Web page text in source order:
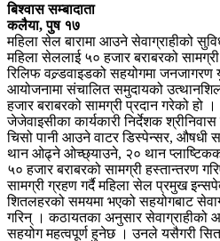
बिश्वास सम्बादाता
कलैया, पुष १७
महिला सेल बारामा आउने सेवाग्राहीको
महिला सेललाई ५० हजार बराबरको
रिलिफ वल्र्डवाइडको सहयोगमा जनजागरण
आयोजनामा संचालित समुदायको
हजार बराबरको सामग्री प्रदान गरेको हो ।
जेजेवाइसीका कार्यकारी निर्देशक
चिसो पानी आउने वाटर डिस्पेन्सर, औषधी
थान ओढ्ने ओच्छ्याउने, २० थान
५० हजार बराबरको सामग्री हस्तान्तरण
सामग्री ग्रहण गर्दै महिला सेल प्रमुख
शितलहरको समयमा भएको सहयोगबाट
गरिन् । कठायतका अनुसार सेवाग्राहीको
सहयोग महत्वपूर्ण हुनेछ । उनले यसैगरी